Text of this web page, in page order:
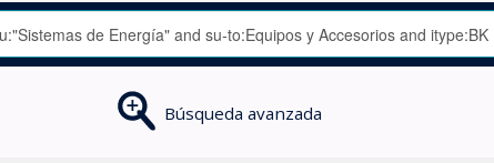
Búsqueda avanzada